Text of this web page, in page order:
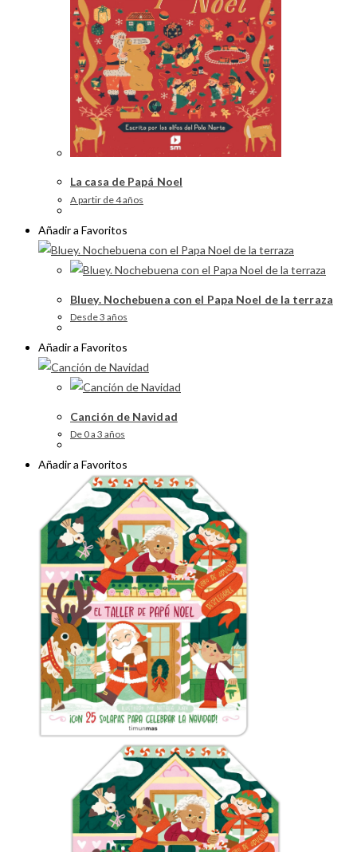
La casa de Papá Noel
A partir de 4 años
Añadir a Favoritos
Bluey. Nochebuena con el Papa Noel de la terraza
Desde 3 años
Añadir a Favoritos
Canción de Navidad
De 0 a 3 años
Añadir a Favoritos